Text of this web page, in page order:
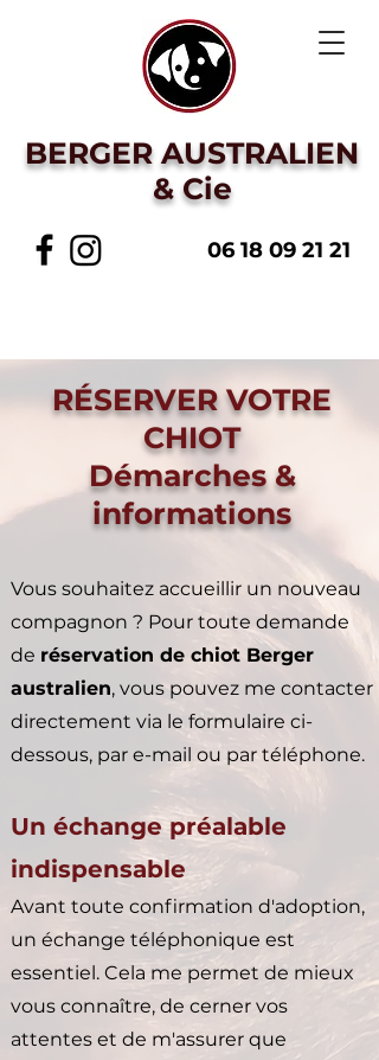
BERGER AUSTRALIEN
& Cie
06 18 09 21 21
RÉSERVER VOTRE
CHIOT
Démarches &
informations
Vous souhaitez accueillir un nouveau
compagnon ? Pour toute demande
de réservation de chiot Berger
australien, vous pouvez me contacter
directement via le formulaire ci-
dessous, par e-mail ou par téléphone.
Un échange préalable
indispensable
Avant toute confirmation d'adoption,
un échange téléphonique est
essentiel. Cela me permet de mieux
vous connaître, de cerner vos
attentes et de m'assurer que